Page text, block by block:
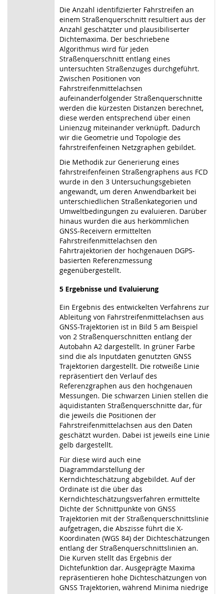
Die Anzahl identifizierter Fahrstreifen an
einem Straßenquerschnitt resultiert aus der
Anzahl geschätzter und plausibiliserter
Dichtemaxima. Der beschriebene
Algorithmus wird für jeden
Straßenquerschnitt entlang eines
untersuchten Straßenzuges durchgeführt.
Zwischen Positionen von
Fahrstreifenmittelachsen
aufeinanderfolgender Straßenquerschnitte
werden die kürzesten Distanzen berechnet,
diese werden entsprechend über einen
Linienzug miteinander verknüpft. Dadurch
wir die Geometrie und Topologie des
fahrstreifenfeinen Netzgraphen gebildet.
Die Methodik zur Generierung eines
fahrstreifenfeinen Straßengraphens aus FCD
wurde in den 3 Untersuchungsgebieten
angewandt, um deren Anwendbarkeit bei
unterschiedlichen Straßenkategorien und
Umweltbedingungen zu evaluieren. Darüber
hinaus wurden die aus herkömmlichen
GNSS-Receivern ermittelten
Fahrstreifenmittelachsen den
Fahrtrajektorien der hochgenauen DGPS-
basierten Referenzmessung
gegenübergestellt.
5 Ergebnisse und Evaluierung
Ein Ergebnis des entwickelten Verfahrens zur
Ableitung von Fahrstreifenmittelachsen aus
GNSS-Trajektorien ist in Bild 5 am Beispiel
von 2 Straßenquerschnitten entlang der
Autobahn A2 dargestellt. In grüner Farbe
sind die als Inputdaten genutzten GNSS
Trajektorien dargestellt. Die rotweiße Linie
repräsentiert den Verlauf des
Referenzgraphen aus den hochgenauen
Messungen. Die schwarzen Linien stellen die
äquidistanten Straßenquerschnitte dar, für
die jeweils die Positionen der
Fahrstreifenmittelachsen aus den Daten
geschätzt wurden. Dabei ist jeweils eine Linie
gelb dargestellt.
Für diese wird auch eine
Diagrammdarstellung der
Kerndichteschätzung abgebildet. Auf der
Ordinate ist die über das
Kerndichteschätzungsverfahren ermittelte
Dichte der Schnittpunkte von GNSS
Trajektorien mit der Straßenquerschnittslinie
aufgetragen, die Abszisse führt die X-
Koordinaten (WGS 84) der Dichteschätzungen
entlang der Straßenquerschnittslinien an.
Die Kurven stellt das Ergebnis der
Dichtefunktion dar. Ausgeprägte Maxima
repräsentieren hohe Dichteschätzungen von
GNSS Trajektorien, während Minima niedrige